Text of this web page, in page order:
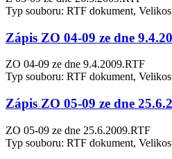
Typ souboru: RTF dokument,
Zápis ZO 04-09 ze dne
ZO 04-09 ze dne 9.4.2009.RTF
Typ souboru: RTF dokument,
Zápis ZO 05-09 ze dne
ZO 05-09 ze dne 25.6.2009.RTF
Typ souboru: RTF dokument,